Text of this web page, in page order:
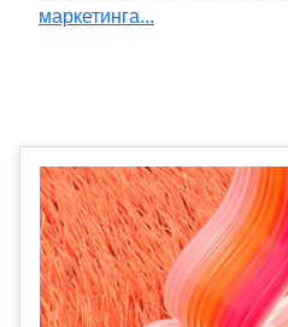
маркетинга...